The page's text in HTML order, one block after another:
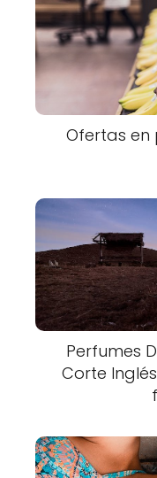
Ofertas en
Perfumes
Corte